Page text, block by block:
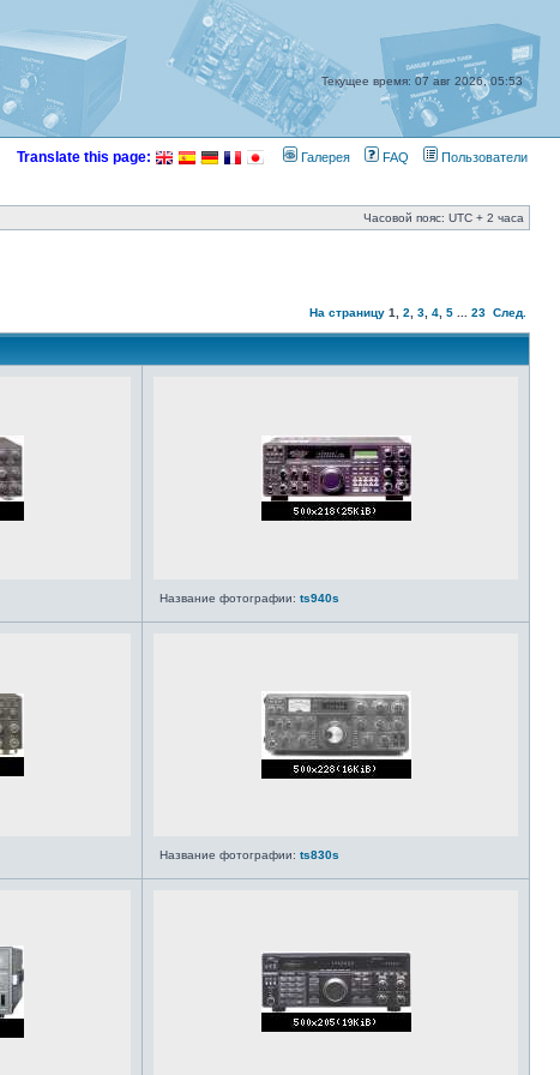
Текущее время: 07 авг 2026, 05:53
Translate this page: Галерея FAQ Пользователи
Часовой пояс: UTC + 2 часа
На страницу 1 2 3 4 5 23 След.
Название фотографии: ts940s
Название фотографии: ts830s